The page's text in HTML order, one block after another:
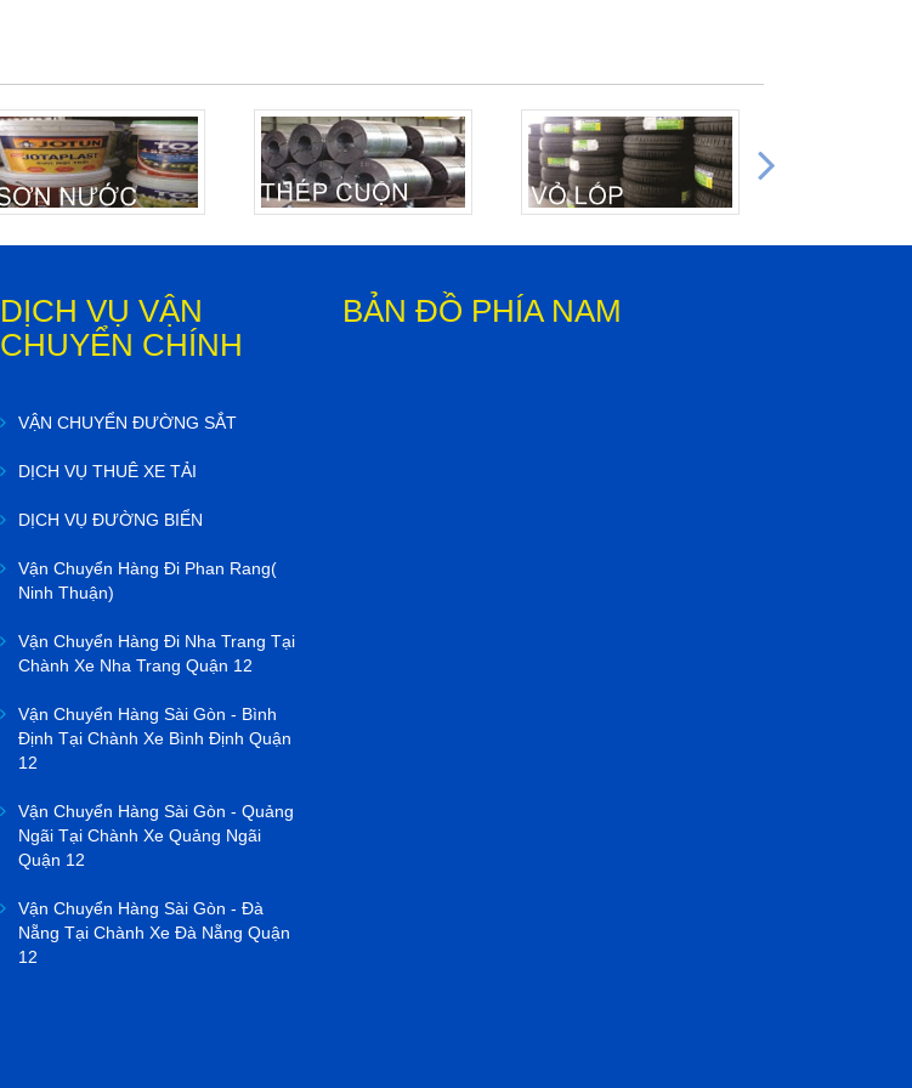
DỊCH VỤ VẬN
CHUYỂN CHÍNH
VẬN CHUYỂN ĐƯỜNG SẮT
DỊCH VỤ THUÊ XE TẢI
DỊCH VỤ ĐƯỜNG BIỂN
Vận Chuyển Hàng Đi Phan Rang(
Ninh Thuận)
Vận Chuyển Hàng Đi Nha Trang Tại
Chành Xe Nha Trang Quận 12
Vận Chuyển Hàng Sài Gòn - Bình
Định Tại Chành Xe Bình Định Quận
12
Vận Chuyển Hàng Sài Gòn - Quảng
Ngãi Tại Chành Xe Quảng Ngãi
Quận 12
Vận Chuyển Hàng Sài Gòn - Đà
Nẵng Tại Chành Xe Đà Nẵng Quận
12
BẢN ĐỒ PHÍA NAM